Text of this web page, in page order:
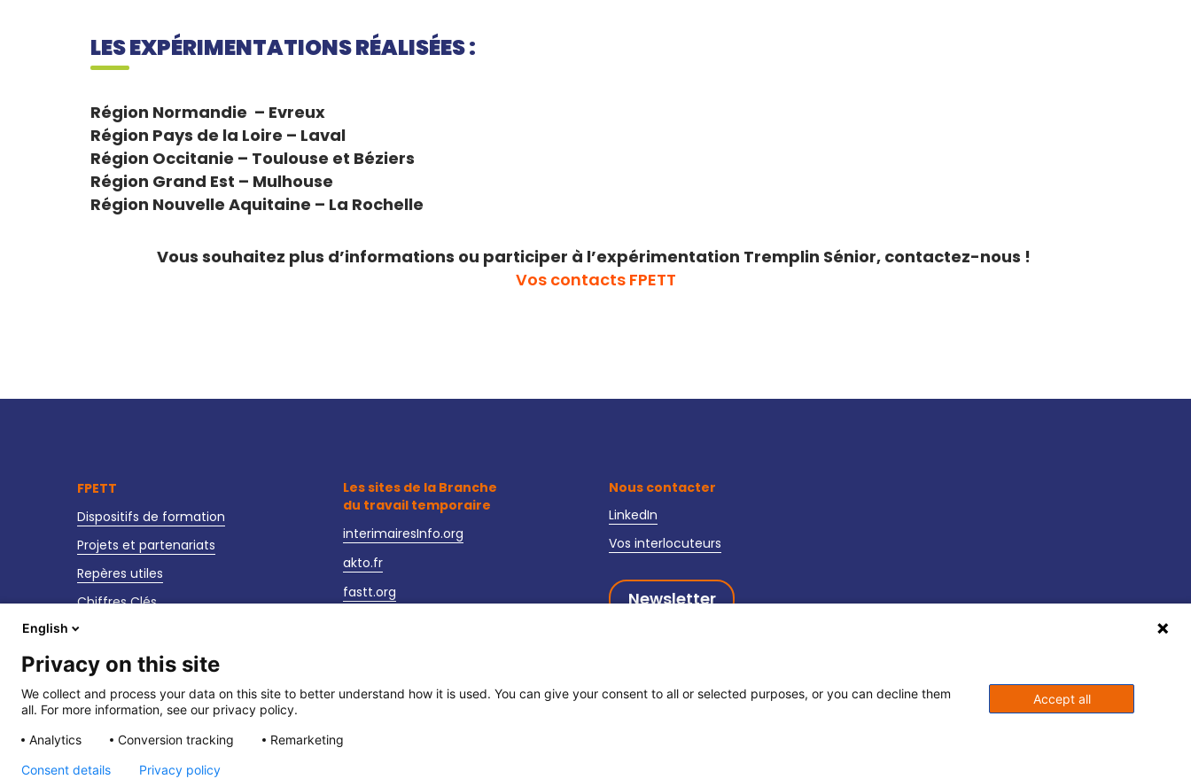
LES EXPÉRIMENTATIONS RÉALISÉES :
Région Normandie – Evreux
Région Pays de la Loire – Laval
Région Occitanie – Toulouse et Béziers
Région Grand Est – Mulhouse
Région Nouvelle Aquitaine – La Rochelle
Vous souhaitez plus d’informations ou participer à l’expérimentation Tremplin Sénior, contactez-nous !
Vos contacts FPETT
FPETT
Dispositifs de formation
Projets et partenariats
Repères utiles
Chiffres Clés
Actualités
Nos événements
Les sites de la Branche
du travail temporaire
interimairesInfo.org
akto.fr
fastt.org
Nous contacter
LinkedIn
Vos interlocuteurs
Newsletter
English
Privacy on this site
We collect and process your data on this site to better understand how it is used. You can give your consent to all or selected purposes, or you can decline them
all. For more information, see our privacy policy.
Analytics
Conversion tracking Remarketing
Accept all
Consent details Privacy policy